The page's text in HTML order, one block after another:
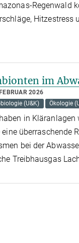
Regenwald
im
2026
(U&K) Ökologie
in
überraschende
bei der
Treibhausgas